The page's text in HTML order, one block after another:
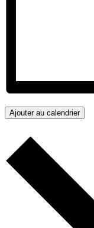
Ajouter au calendrier